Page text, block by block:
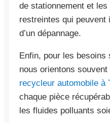
de stationnement et
restreintes qui peuvent
d’un dépannage.
Enfin, pour les besoins
nous orientons
recycleur automobile à
chaque pièce
les fluides polluants